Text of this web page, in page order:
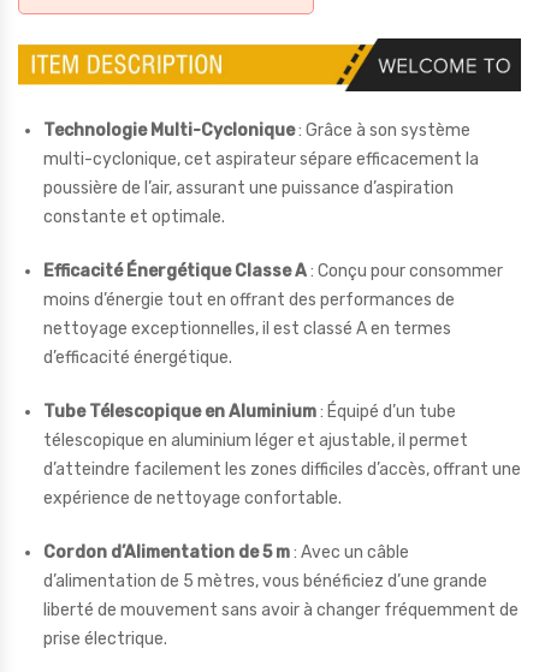
Technologie Multi-Cyclonique: Grâce à son système
multi-cyclonique, cet aspirateur sépare efficacement la
poussière de l’air, assurant une puissance d’aspiration
constante et optimale.
Efficacité Énergétique Classe A: Conçu pour consommer
moins d’énergie tout en offrant des performances de
nettoyage exceptionnelles, il est classé A en termes
d’efficacité énergétique.
Tube Télescopique en Aluminium: Équipé d’un tube
télescopique en aluminium léger et ajustable, il permet
d’atteindre facilement les zones difficiles d’accès, offrant une
expérience de nettoyage confortable.
Cordon d’Alimentation de 5 m: Avec un câble
d’alimentation de 5 mètres, vous bénéficiez d’une grande
liberté de mouvement sans avoir à changer fréquemment de
prise électrique.